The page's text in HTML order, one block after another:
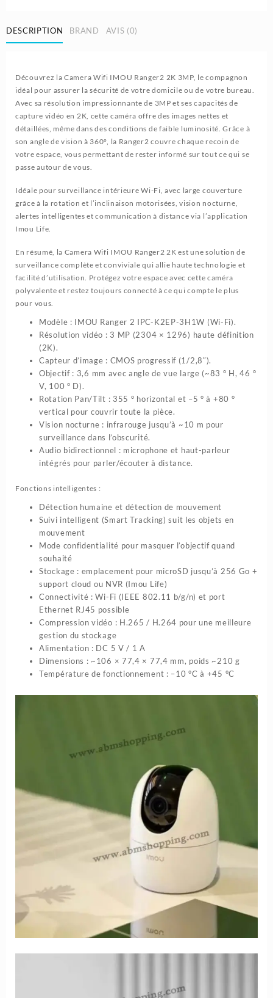
Surveillance
Intelligente
Ranger
3H1W
DESCRIPTION BRAND AVIS (0)
Découvrez la Camera Wifi IMOU Ranger2 2K 3MP, le compagnon
idéal pour assurer la sécurité de votre domicile ou de votre bureau.
Avec sa résolution impressionnante de 3MP et ses capacités de
capture vidéo en 2K, cette caméra offre des images nettes et
détaillées, même dans des conditions de faible luminosité. Grâce à
son angle de vision à 360°, la Ranger2 couvre chaque recoin de
votre espace, vous permettant de rester informé sur tout ce qui se
passe autour de vous.
Idéale pour surveillance intérieure Wi-Fi, avec large couverture
grâce à la rotation et l’inclinaison motori­sées, vision nocturne,
alertes intelligentes et communication à distance via l’application
Imou Life.
En résumé, la Camera Wifi IMOU Ranger2 2K est une solution de
surveillance complète et conviviale qui allie haute technologie et
facilité d’utilisation. Protégez votre espace avec cette caméra
polyvalente et restez toujours connecté à ce qui compte le plus
pour vous.
Modèle : IMOU Ranger 2 IPC-K2EP-3H1W (Wi-Fi).
Résolution vidéo : 3 MP (2304 × 1296) haute définition
(2K).
Capteur d’image : CMOS progressif (1/2,8″).
Objectif : 3,6 mm avec angle de vue large (~83 ° H, 46 °
V, 100 ° D).
Rotation Pan/Tilt : 355 ° horizontal et –5 ° à +80 °
vertical pour couvrir toute la pièce.
Vision nocturne : infrarouge jusqu’à ~10 m pour
surveillance dans l’obscurité.
Audio bidirectionnel : microphone et haut-parleur
intégrés pour parler/écouter à distance.
Fonctions intelligentes :
Détection humaine et détection de mouvement
Suivi intelligent (Smart Tracking) suit les objets en
mouvement
Mode confidentialité pour masquer l’objectif quand
souhaité
Stockage : emplacement pour microSD jusqu’à 256 Go +
support cloud ou NVR (Imou Life)
Connectivité : Wi-Fi (IEEE 802.11 b/g/n) et port
Ethernet RJ45 possible
Compression vidéo : H.265 / H.264 pour une meilleure
gestion du stockage
Alimentation : DC 5 V / 1 A
Dimensions : ~106 × 77,4 × 77,4 mm, poids ~210 g
Température de fonctionnement : –10 °C à +45 °C